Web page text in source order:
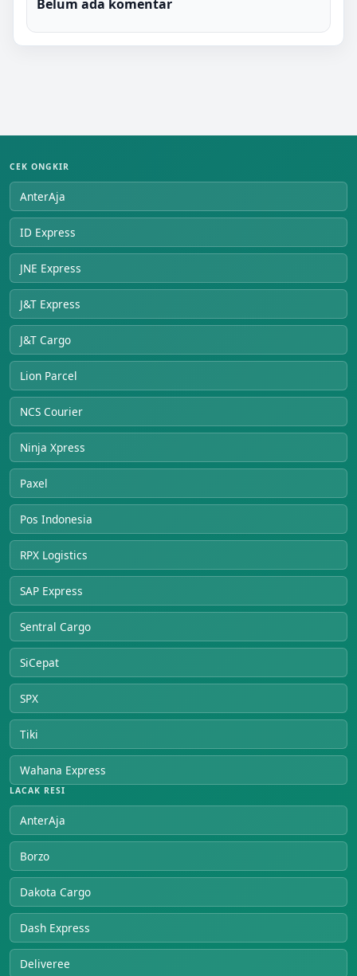
Belum ada komentar
CEK ONGKIR
AnterAja
ID Express
JNE Express
J&T Express
J&T Cargo
Lion Parcel
NCS Courier
Ninja Xpress
Paxel
Pos Indonesia
RPX Logistics
SAP Express
Sentral Cargo
SiCepat
SPX
Tiki
Wahana Express
LACAK RESI
AnterAja
Borzo
Dakota Cargo
Dash Express
Deliveree